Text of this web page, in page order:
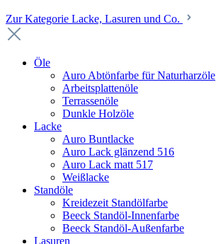
Zur Kategorie Lacke, Lasuren und Co.
Öle
Auro Abtönfarbe für Naturharzöle
Arbeitsplattenöle
Terrassenöle
Dunkle Holzöle
Lacke
Auro Buntlacke
Auro Lack glänzend 516
Auro Lack matt 517
Weißlacke
Standöle
Kreidezeit Standölfarbe
Beeck Standöl-Innenfarbe
Beeck Standöl-Außenfarbe
Lasuren